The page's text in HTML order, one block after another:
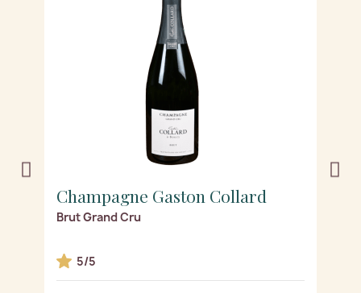
Champagne Gaston Collard
Brut Grand Cru
5/5